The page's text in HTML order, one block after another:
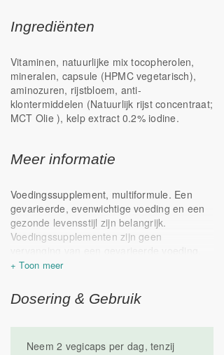
magnesium
Met vitamine K1 & K2
ascorbatenvorm
Foliumzuur als folaat
Bevat PABA en inositol
Selenium uit natriumseleniet en
seleniummethionine
Ingrediënten
Vitaminen, natuurlijke mix tocopherolen,
mineralen, capsule (HPMC vegetarisch),
aminozuren, rijstbloem, anti-
klontermiddelen (Natuurlijk rijst concentraat;
MCT Olie ), kelp extract 0.2% iodine.
Meer informatie
Voedingssupplement, multiformule. Een
gevarieerde, evenwichtige voeding en een
gezonde levensstijl zijn belangrijk.
Voedingssupplementen zijn geen
Koel, droog, donker en buiten het bereik
Nederland. Dit product bevat een
droogzakje (silica) wat niet geschikt is voor
Vermijd gebruik tijdens zwangerschap en
Dosering & Gebruik
Neem 2 vegicaps per dag, tenzij